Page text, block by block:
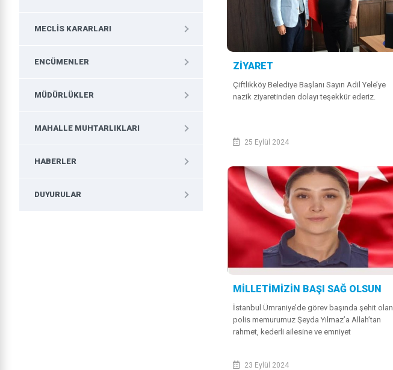
ZİYARET
Çiftlikköy Belediye Başlanı Sayın Adil Yele’ye
nazik ziyaretinden dolayı teşekkür ederiz.
25 Eylül 2024
MİLLETİMİZİN BAŞI SAĞ OLSUN
İstanbul Ümraniye’de görev başında şehit olan
polis memurumuz Şeyda Yılmaz’a Allah’tan
rahmet, kederli ailesine ve emniyet
23 Eylül 2024
MECLIS KARARLARI
ENCÜMENLER
MÜDÜRLÜKLER
MAHALLE MUHTARLIKLARI
HABERLER
DUYURULAR